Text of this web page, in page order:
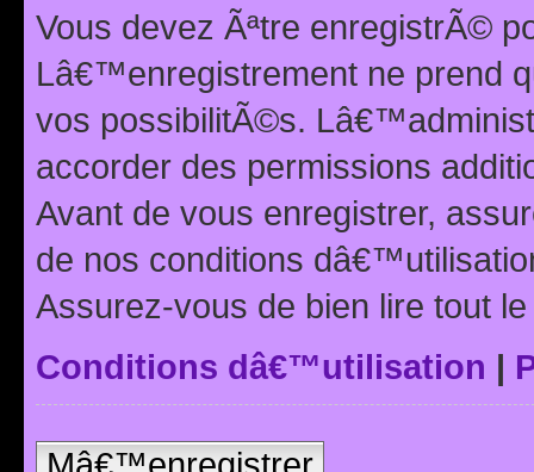
Vous devez Ãªtre enregistrÃ©
Lâ€™enregistrement ne prend
vos possibilitÃ©s.
accorder des permissions
Avant de vous enregistrer,
de nos conditions
Assurez-vous de bien lire tout
Conditions dâ€™utilisation |
Mâ€™enregistrer